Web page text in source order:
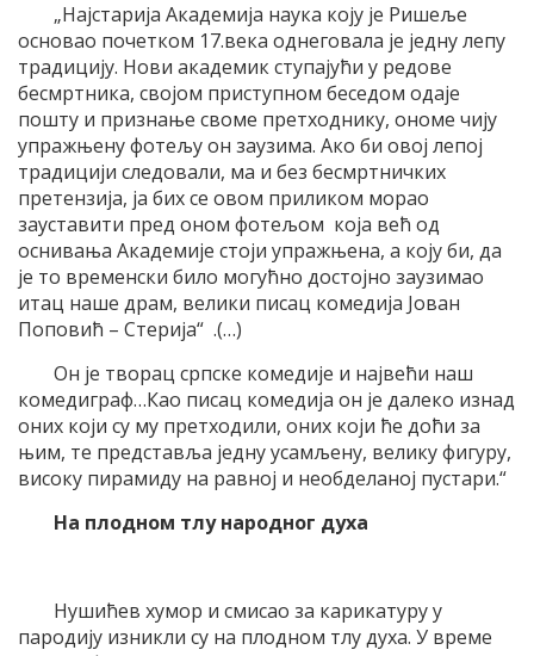
„Најстарија Академија наука коју је Ришеље
основао почетком 17.века однеговала је једну лепу
традицију. Нови академик ступајући у редове
бесмртника, својом приступном беседом одаје
пошту и признање своме претходнику, ономе чију
упражњену фотељу он заузима. Ако би овој лепој
традицији следовали, ма и без бесмртничких
претензија, ја бих се овом приликом морао
зауставити пред оном фотељом која већ од
оснивања Академије стоји упражњена, а коју би, да
је то временски било могућно достојно заузимао
итац наше драм, велики писац комедија Јован
Поповић – Стерија“ .(…)
Он је творац српске комедије и највећи наш
комедиграф…Као писац комедија он је далеко изнад
оних који су му претходили, оних који ће доћи за
њим, те представља једну усамљену, велику фигуру,
високу пирамиду на равној и необделаној пустари.“
На плодном тлу народног духа
Нушићев хумор и смисао за карикатуру у
пародију изникли су на плодном тлу духа. У време